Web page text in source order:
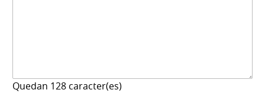
Quedan 128 caracter(es)